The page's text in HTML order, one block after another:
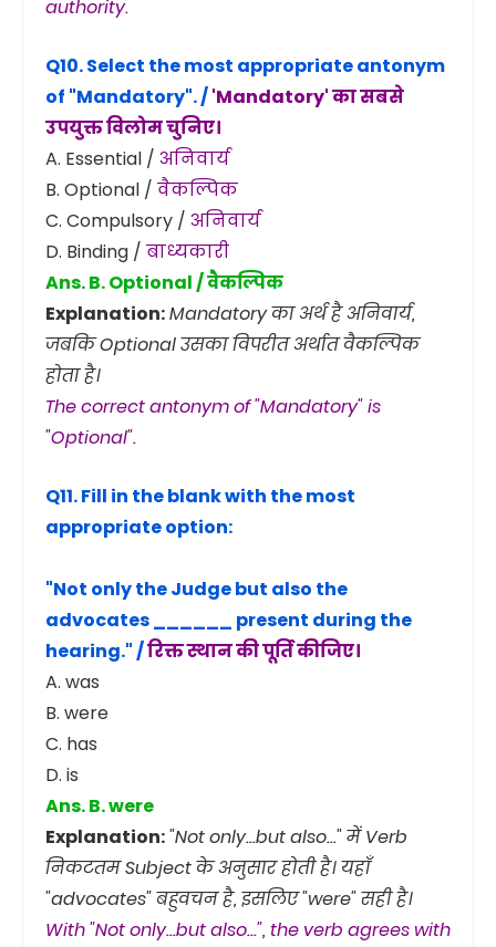
authority.
Q10. Select the most appropriate antonym
of "Mandatory". /'Mandatory' का सबसे
उपयुक्त विलोम चुनिए।
A. Essential / अनिवार्य
B. Optional / वैकल्पिक
C. Compulsory / अनिवार्य
D. Binding / बाध्यकारी
Ans. B. Optional / वैकल्पिक
Explanation:Mandatory का अर्थ है अनिवार्य,
जबकि Optional उसका विपरीत अर्थात वैकल्पिक
होता है।
The correct antonym of "Mandatory" is
"Optional".
Q11. Fill in the blank with the most
appropriate option:
"Not only the Judge but also the
advocates ______ present during the
hearing." /रिक्त स्थान की पूर्ति कीजिए।
A. was
B. were
C. has
D. is
Ans. B. were
Explanation:"Not only...but also..." में Verb
निकटतम Subject के अनुसार होती है। यहाँ
"advocates" बहुवचन है, इसलिए "were" सही है।
With "Not only...but also...", the verb agrees with